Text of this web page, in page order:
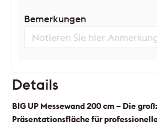
Bemerkungen
Details
BIG UP Messewand 200 cm – Die
Präsentationsfläche für